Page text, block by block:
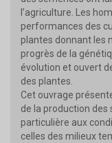
l’agriculture. Les
performances des
plantes donnant les
progrès de la
évolution et ouvert
des plantes.
Cet ouvrage
de la production
particulière aux
celles des milieux